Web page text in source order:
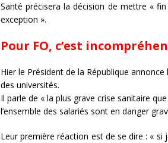
Santé précisera la décision de mettre «
exception ».
Pour FO, c’est
Hier le Président de la République
des universités.
Il parle de « la plus grave crise sanitaire
l’ensemble des salariés sont en danger
Leur première réaction est de se dire : «